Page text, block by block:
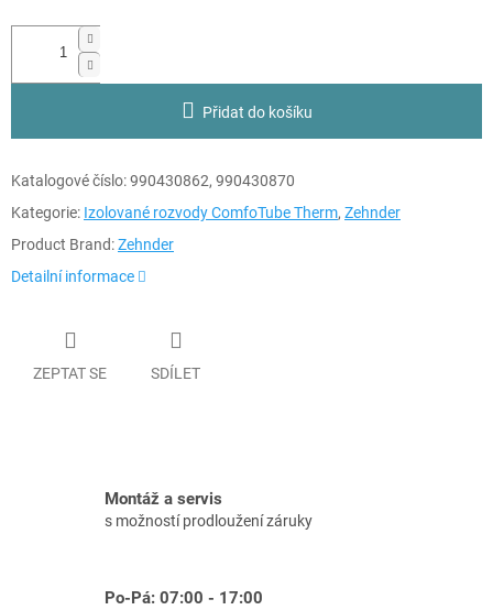
Přidat do košíku
Katalogové číslo:990430862, 990430870
Kategorie: Izolované rozvody ComfoTube Therm, Zehnder
Product Brand:Zehnder
Detailní informace
ZEPTAT SE SDÍLET
Montáž a servis
s možností prodloužení záruky
Po-Pá: 07:00 - 17:00